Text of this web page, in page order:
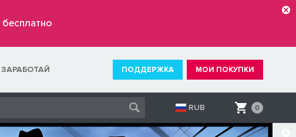
бесплатно
ЗАРАБОТАЙ ПОДДЕРЖКА МОИ ПОКУПКИ
RUB 0